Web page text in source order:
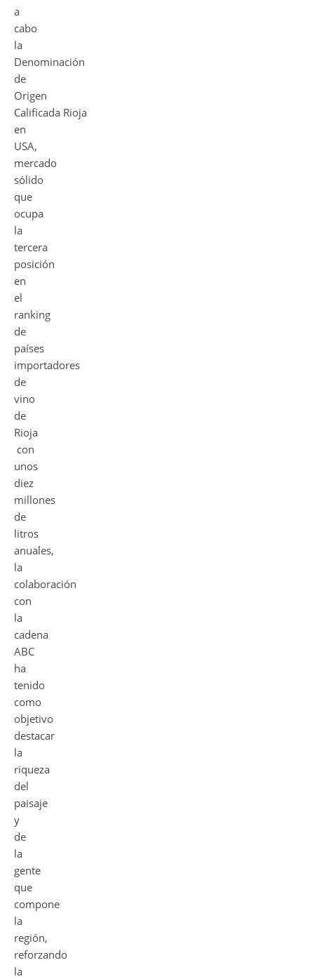
a
cabo
la
Denominación
de
Origen
Calificada Rioja
en
USA,
mercado
sólido
que
ocupa
la
tercera
posición
en
el
ranking
de
países
importadores
de
vino
de
Rioja
con
unos
diez
millones
de
litros
anuales,
la
colaboración
con
la
cadena
ABC
ha
tenido
como
objetivo
destacar
la
riqueza
del
paisaje
y
de
la
gente
que
compone
la
región,
reforzando
la